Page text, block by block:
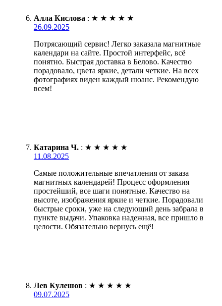
Алла Кислова : ★ ★ ★ ★ ★
26.09.2025
Потрясающий сервис! Легко заказала магнитные
календари на сайте. Простой интерфейс, всё
понятно. Быстрая доставка в Белово. Качество
порадовало, цвета яркие, детали четкие. На всех
фотографиях виден каждый нюанс. Рекомендую
всем!
Катарина Ч. : ★ ★ ★ ★ ★
11.08.2025
Самые положительные впечатления от заказа
магнитных календарей! Процесс оформления
простейший, все шаги понятные. Качество на
высоте, изображения яркие и четкие. Порадовали
быстрые сроки, уже на следующий день забрала в
пункте выдачи. Упаковка надежная, все пришло в
целости. Обязательно вернусь ещё!
Лев Кулешов : ★ ★ ★ ★ ★
09.07.2025